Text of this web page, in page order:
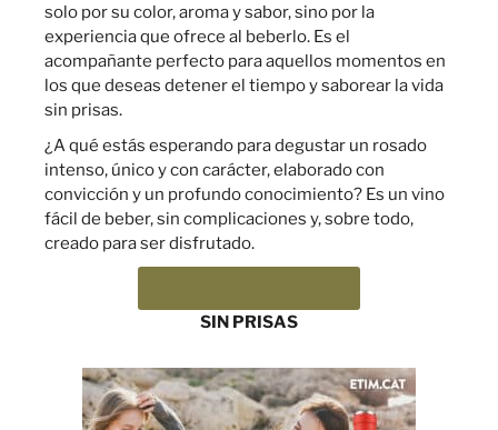
solo por su color, aroma y sabor, sino por la
experiencia que ofrece al beberlo. Es el
acompañante perfecto para aquellos momentos en
los que deseas detener el tiempo y saborear la vida
sin prisas.
¿A qué estás esperando para degustar un rosado
intenso, único y con carácter, elaborado con
convicción y un profundo conocimiento? Es un vino
fácil de beber, sin complicaciones y, sobre todo,
creado para ser disfrutado.
SIN PRISAS